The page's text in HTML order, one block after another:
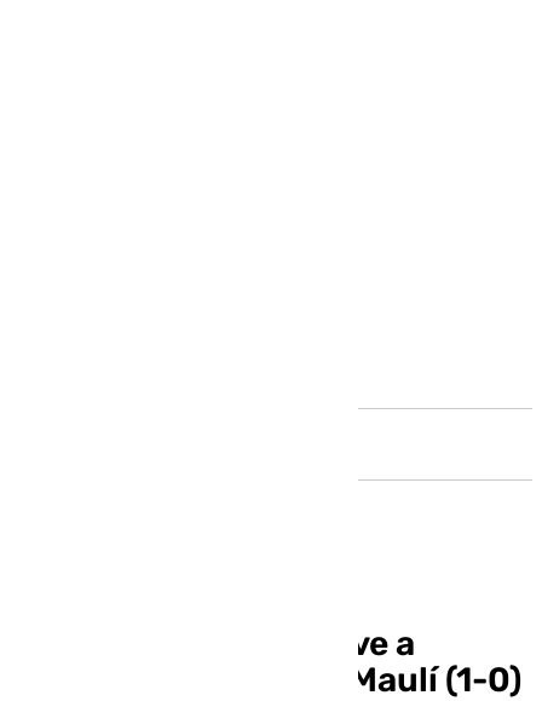
El Antequera CF vuelve a
imponer el fortín del Maulí (1-0)